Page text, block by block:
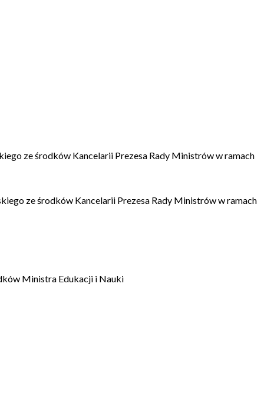
ze środków Kancelarii Prezesa Rady Ministrów w ramach
ze środków Kancelarii Prezesa Rady Ministrów w ramach
Ministra Edukacji i Nauki